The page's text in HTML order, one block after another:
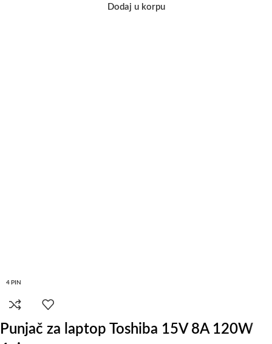
Dodaj u korpu
4 PIN
Punjač za laptop Toshiba 15V 8A 120W